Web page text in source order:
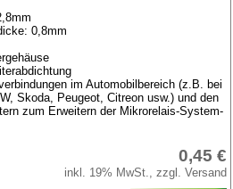
0,8mm
im Automobilbereich (z.B. bei
Skoda, Peugeot, Citreon usw.) und den
zum Erweitern der Mikrorelais-System-
0,45 €
inkl. 19% MwSt., zzgl. Versand